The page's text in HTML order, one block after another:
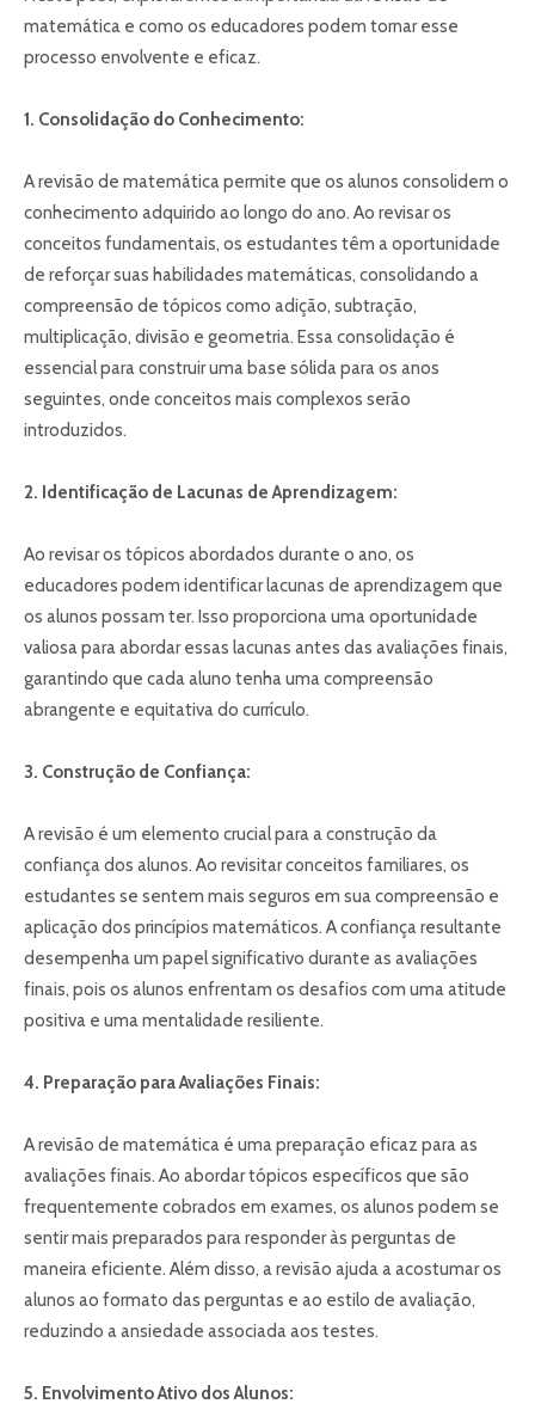
matemática e como os educadores podem tornar esse
processo envolvente e eficaz.
1. Consolidação do Conhecimento:
A revisão de matemática permite que os alunos consolidem o
conhecimento adquirido ao longo do ano. Ao revisar os
conceitos fundamentais, os estudantes têm a oportunidade
de reforçar suas habilidades matemáticas, consolidando a
compreensão de tópicos como adição, subtração,
multiplicação, divisão e geometria. Essa consolidação é
essencial para construir uma base sólida para os anos
seguintes, onde conceitos mais complexos serão
introduzidos.
2. Identificação de Lacunas de Aprendizagem:
Ao revisar os tópicos abordados durante o ano, os
educadores podem identificar lacunas de aprendizagem que
os alunos possam ter. Isso proporciona uma oportunidade
valiosa para abordar essas lacunas antes das avaliações finais,
garantindo que cada aluno tenha uma compreensão
abrangente e equitativa do currículo.
3. Construção de Confiança:
A revisão é um elemento crucial para a construção da
confiança dos alunos. Ao revisitar conceitos familiares, os
estudantes se sentem mais seguros em sua compreensão e
aplicação dos princípios matemáticos. A confiança resultante
desempenha um papel significativo durante as avaliações
finais, pois os alunos enfrentam os desafios com uma atitude
positiva e uma mentalidade resiliente.
4. Preparação para Avaliações Finais:
A revisão de matemática é uma preparação eficaz para as
avaliações finais. Ao abordar tópicos específicos que são
frequentemente cobrados em exames, os alunos podem se
sentir mais preparados para responder às perguntas de
maneira eficiente. Além disso, a revisão ajuda a acostumar os
alunos ao formato das perguntas e ao estilo de avaliação,
reduzindo a ansiedade associada aos testes.
5. Envolvimento Ativo dos Alunos: